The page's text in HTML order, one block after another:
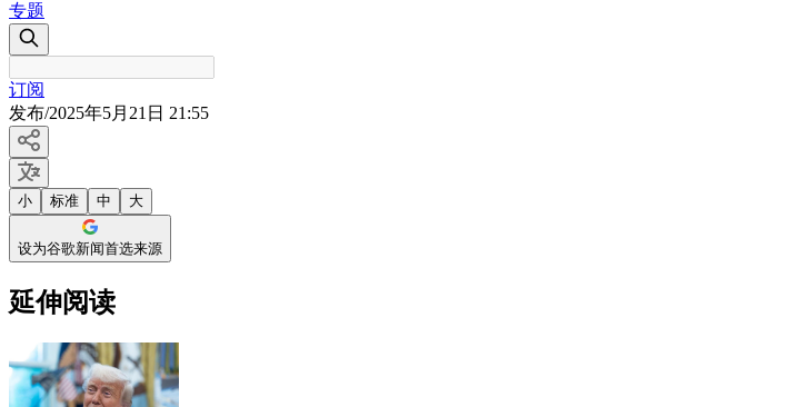
专题
订阅
发布/2025年5月21日 21:55
小 标准 中 大
设为谷歌新闻首选来源
延伸阅读